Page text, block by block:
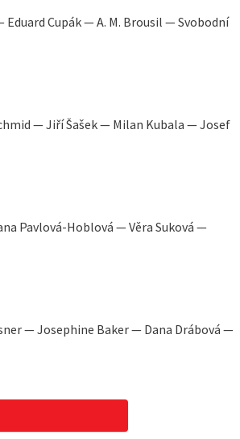
Cupák — A. M. Brousil — Svobodní
— Jiří Šašek — Milan Kubala — Josef
Pavlová-Hoblová — Věra Suková —
— Josephine Baker — Dana Drábová —